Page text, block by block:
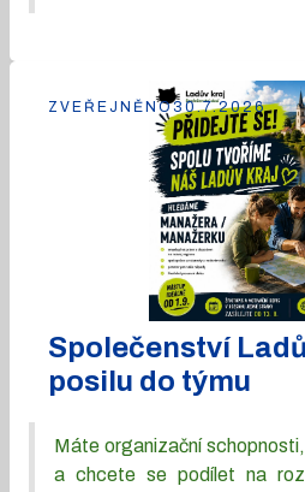
Společenství
posilu do týmu
Máte organizační
a chcete se podílet na
ZVEŘEJNĚNO30.7.2026